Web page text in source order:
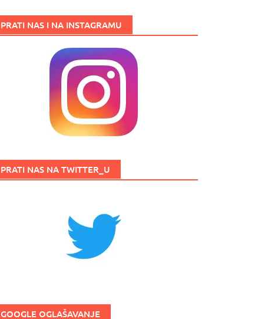
PRATI NAS I NA INSTAGRAMU
PRATI NAS NA TWITTER_U
GOOGLE OGLAŠAVANJE